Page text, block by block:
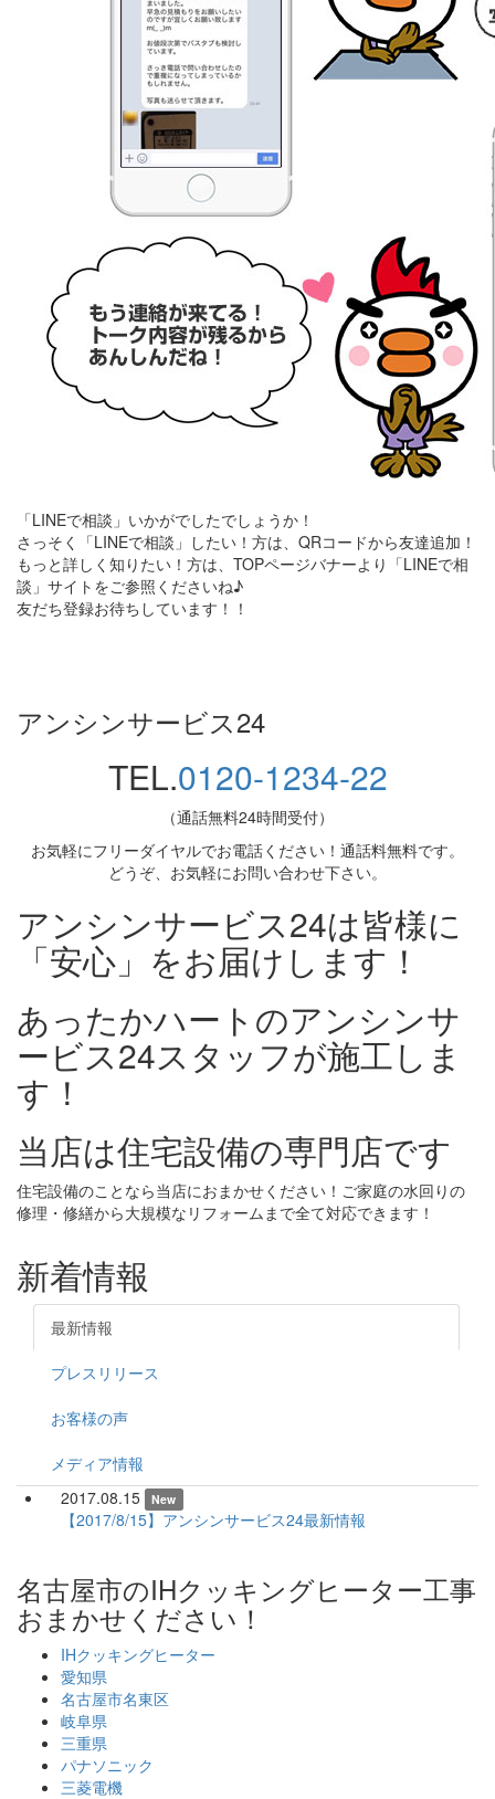
「LINEで相談」いかがでしたでしょうか！
さっそく「LINEで相談」したい！方は、QRコードから友達追加！
もっと詳しく知りたい！方は、TOPページバナーより「LINEで相
談」サイトをご参照くださいね♪
友だち登録お待ちしています！！
アンシンサービス24
TEL.0120-1234-22
（通話無料24時間受付）
お気軽にフリーダイヤルでお電話ください！通話料無料です。
どうぞ、お気軽にお問い合わせ下さい。
アンシンサービス24は皆様に
「安心」をお届けします！
あったかハートのアンシンサ
ービス24スタッフが施工しま
す！
当店は住宅設備の専門店です
住宅設備のことなら当店におまかせください！ご家庭の水回りの
修理・修繕から大規模なリフォームまで全て対応できます！
新着情報
最新情報
プレスリリース
お客様の声
メディア情報
2017.08.15
New
【2017/8/15】アンシンサービス24最新情報
名古屋市のIHクッキングヒーター工事
おまかせください！
IHクッキングヒーター
愛知県
名古屋市名東区
岐阜県
三重県
パナソニック
三菱電機